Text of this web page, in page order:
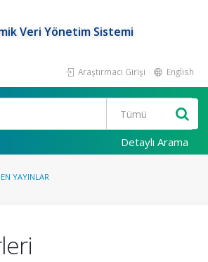
Veri Yönetim Sistemi
Araştırmacı Girişi English
Detaylı Arama
YAYINLAR